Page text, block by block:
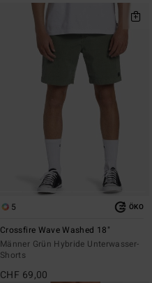
5 ÖKO
Crossfire Wave Washed 18"
Männer Grün Hybride Unterwasser-
Shorts
CHF 69,00